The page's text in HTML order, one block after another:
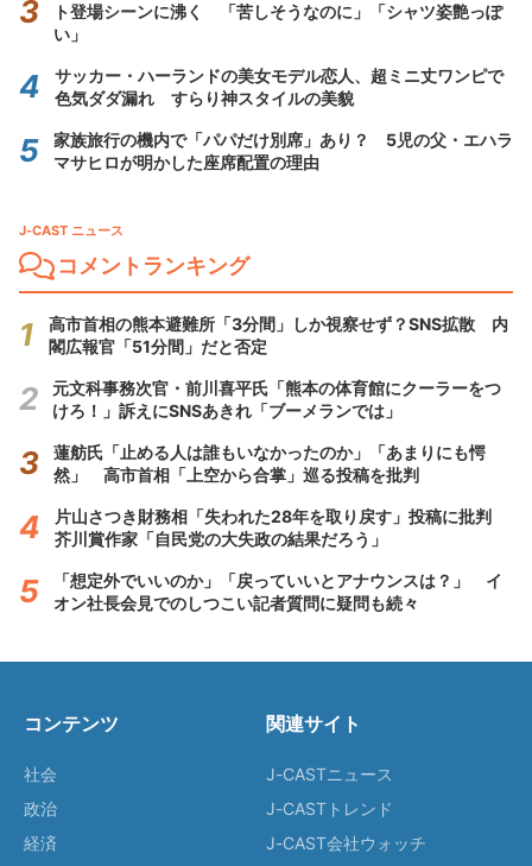
ト登場シーンに沸く 「苦しそうなのに」「シャツ姿艶っぽ
い」
サッカー・ハーランドの美女モデル恋人、超ミニ丈ワンピで
色気ダダ漏れ すらり神スタイルの美貌
家族旅行の機内で「パパだけ別席」あり？ 5児の父・エハラ
マサヒロが明かした座席配置の理由
J-CAST ニュース
コメントランキング
高市首相の熊本避難所「3分間」しか視察せず？SNS拡散 内
閣広報官「51分間」だと否定
元文科事務次官・前川喜平氏「熊本の体育館にクーラーをつ
けろ！」訴えにSNSあきれ「ブーメランでは」
蓮舫氏「止める人は誰もいなかったのか」「あまりにも愕
然」 高市首相「上空から合掌」巡る投稿を批判
片山さつき財務相「失われた28年を取り戻す」投稿に批判
芥川賞作家「自民党の大失政の結果だろう」
「想定外でいいのか」「戻っていいとアナウンスは？」 イ
オン社長会見でのしつこい記者質問に疑問も続々
コンテンツ
社会
政治
経済
関連サイト
J-CASTニュース
J-CASTトレンド
J-CAST会社ウォッチ